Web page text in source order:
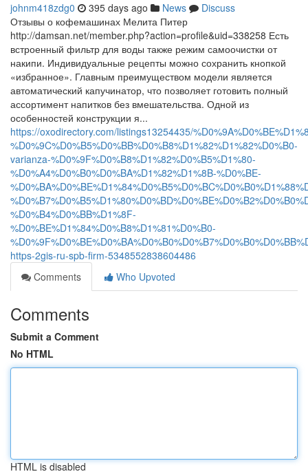
johnm418zdg0 395 days ago News
Discuss
Отзывы о кофемашинах Мелита Питер
http://damsan.net/member.php?action=profile&uid=338258 Есть
встроенный фильтр для воды также режим самоочистки от
накипи. Индивидуальные рецепты можно сохранить кнопкой
«избранное». Главным преимуществом модели является
автоматический капучинатор, что позволяет готовить полный
ассортимент напитков без вмешательства. Одной из
особенностей конструкции я...
https://oxodirectory.com/listings13254435/
%D0%9C%D0%B5%D0%BB%D0%B8%D1%82%D1%82%D0%B0-
varianza-%D0%9F%D0%B8%D1%82%D0%B5%D1%80-
%D0%A4%D0%B0%D0%BA%D1%82%D1%8B-%D0%BE-
%D0%B4%D0%BB%D1%8F-
%D0%BE%D1%84%D0%B8%D1%81%D0%B0-
https-2gis-ru-spb-firm-5348552838604486
Comments
Who Upvoted
Comments
Submit a Comment
No HTML
HTML is disabled